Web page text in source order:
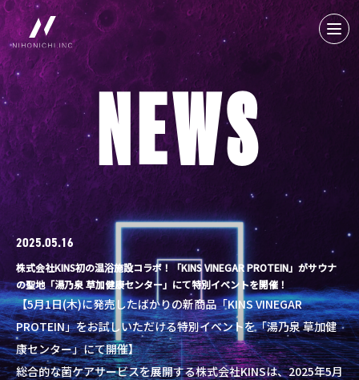
NEWS
2025.05.16
株式会社KINS初の温浴施設コラボ！「KINS VINEGAR PROTEIN」がサウナ
の聖地「湯乃泉 草加健康センター」にて特別イベントを開催！
【5月1日(木)に発売したばかりの新商品「KINS VINEGAR
PROTEIN」をお試しいただける特別イベントを「湯乃泉 草加健
康センター」にて開催】
総合的な菌ケアサービスを展開する株式会社KINSは、2025年5月